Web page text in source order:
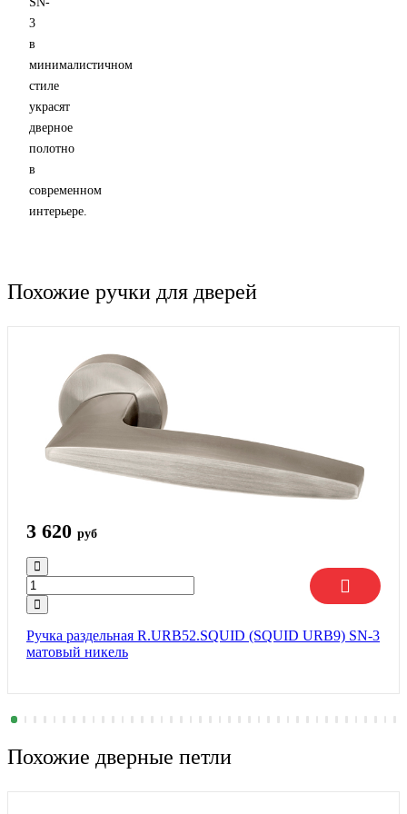
3
в
минималистичном
стиле
украсят
дверное
полотно
в
современном
интерьере.
Похожие ручки для дверей
3 620 руб
Ручка раздельная R.URB52.SQUID (SQUID URB9) SN-3
матовый никель
Похожие дверные петли